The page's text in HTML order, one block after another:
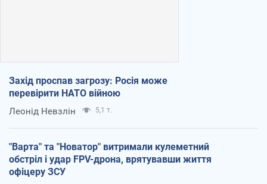
Захід проспав загрозу: Росія може
перевірити НАТО війною
Леонід Невзлін 5,1 т.
"Варта" та "Новатор" витримали кулеметний
обстріл і удар FPV-дрона, врятувавши життя
офіцеру ЗСУ